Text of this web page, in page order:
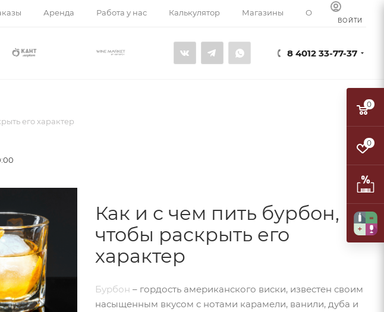
Аренда Работа у нас Калькулятор Магазины О компании
ВОЙТИ
8 4012 33-77-37
его характер
Как и с чем пить бурбон,
чтобы раскрыть его
характер
Бурбон – гордость американского виски, известен своим
насыщенным вкусом с нотами карамели, ванили, дуба и
0
0